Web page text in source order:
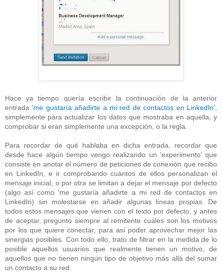
Hace ya tiempo quería escribir la continuación de la anterior
entrada 'me gustaría añadirte a mi red de contactos en LinkedIn',
simplemente para actualizar los datos que mostraba en aquella, y
comprobar si eran simplemente una excepción, o la regla.
Para recordar de qué hablaba en dicha entrada, recordar que
desde hace algún tiempo vengo realizando un 'experimento' que
consiste en anotar el número de peticiones de conexión que recibo
en LinkedIn, e ir comprobando cuántos de ellos personalizan el
mensaje inicial, o por otra se limitan a dejar el mensaje por defecto
(algo así como 'me gustaría añadirte a mi red de contactos en
LinkedIn) sin molestarse en añadir algunas líneas propias. De
todos estos mensajes que vienen con el texto por defecto, y antes
de aceptar, pregunto siempre al remitente cuáles son los motivos
por los que quiere conectar, para así poder aprovechar mejor las
sinergias posibles. Con todo ello, trato de filtrar en la medida de lo
posible aquellos usuarios que realmente tienen un motivo, de
aquellos que no tienen ningún tipo de objetivo más allá del sumar
un contacto a su red.